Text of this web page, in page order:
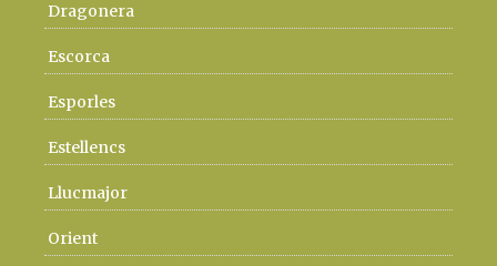
Dragonera
Escorca
Esporles
Estellencs
Llucmajor
Orient